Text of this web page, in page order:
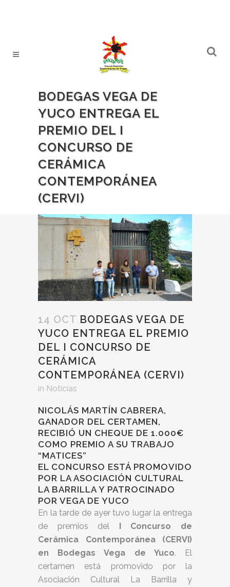
BODEGAS VEGA DE
YUCO ENTREGA EL
PREMIO DEL I
CONCURSO DE
CERÁMICA
CONTEMPORÁNEA
(CERVI)
14 OCT BODEGAS VEGA DE
YUCO ENTREGA EL PREMIO
DEL I CONCURSO DE
CERÁMICA
CONTEMPORÁNEA (CERVI)
in Noticias
NICOLÁS MARTÍN CABRERA,
GANADOR DEL CERTAMEN,
RECIBIÓ UN CHEQUE DE 1.000€
COMO PREMIO A SU TRABAJO
“MATICES”
EL CONCURSO ESTÁ PROMOVIDO
POR LA ASOCIACIÓN CULTURAL
LA BARRILLA Y PATROCINADO
POR VEGA DE YUCO
En la tarde de ayer tuvo lugar la entrega
de premios del I Concurso de
Cerámica Contemporánea (CERVI)
en Bodegas Vega de Yuco. El
certamen está promovido por la
Asociación Cultural La Barrilla y